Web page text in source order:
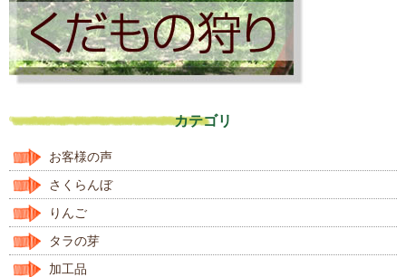
カテゴリ
お客様の声
さくらんぼ
りんご
タラの芽
加工品